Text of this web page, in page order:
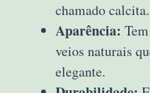
chamado calcita.
Aparência:
veios naturais
elegante.